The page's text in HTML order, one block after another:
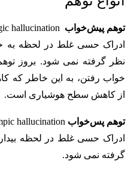
توهم پیش‌خواب
ادراک حسی غلط در لحظه به
نظر گرفته نمی ­شود. بروز
خواب رفتن، به این خاطر که
از کاهش سطح هوشیاری است.
توهم پس‌خواب hallucination
ادراک حسی غلط در لحظه
گرفته نمی­ شود.